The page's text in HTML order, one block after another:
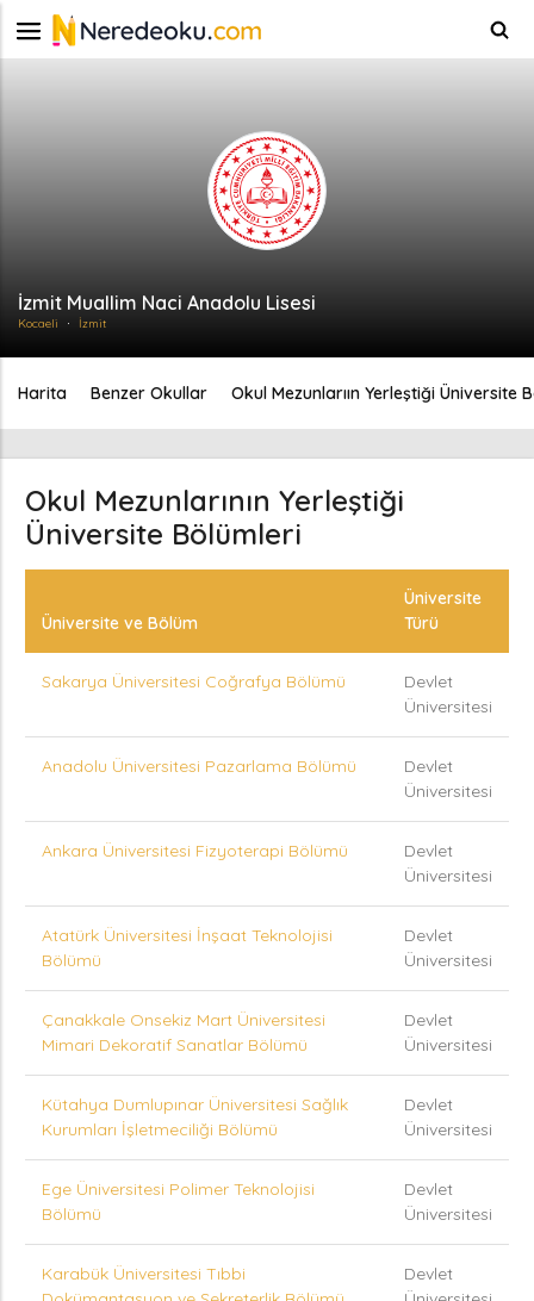
İzmit Muallim Naci Anadolu Lisesi
Kocaeli İzmit
Harita Benzer Okullar Okul Mezunlarıın Yerleştiği Üniversite
Okul Mezunlarının Yerleştiği
Üniversite Bölümleri
Üniversite ve Bölüm
Üniversite
Türü
Sakarya Üniversitesi Coğrafya Bölümü
Devlet
Üniversitesi
Anadolu Üniversitesi Pazarlama Bölümü
Devlet
Üniversitesi
Ankara Üniversitesi Fizyoterapi Bölümü
Devlet
Üniversitesi
Atatürk Üniversitesi İnşaat Teknolojisi
Bölümü
Devlet
Üniversitesi
Çanakkale Onsekiz Mart Üniversitesi
Mimari Dekoratif Sanatlar Bölümü
Devlet
Üniversitesi
Kütahya Dumlupınar Üniversitesi Sağlık
Kurumları İşletmeciliği Bölümü
Devlet
Üniversitesi
Ege Üniversitesi Polimer Teknolojisi
Bölümü
Devlet
Üniversitesi
Karabük Üniversitesi Tıbbi
Devlet